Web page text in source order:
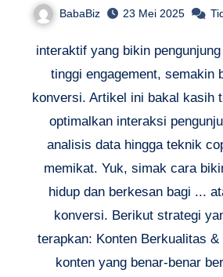
BabaBiz 23 Mei 2025
interaktif yang bikin
tinggi engagement, semakin
konversi. Artikel ini bakal kasih
optimalkan interaksi
analisis data hingga teknik
memikat. Yuk, simak cara
hidup dan berkesan bagi ...
konversi. Berikut strategi
terapkan: Konten Berkualitas &
konten yang benar-benar